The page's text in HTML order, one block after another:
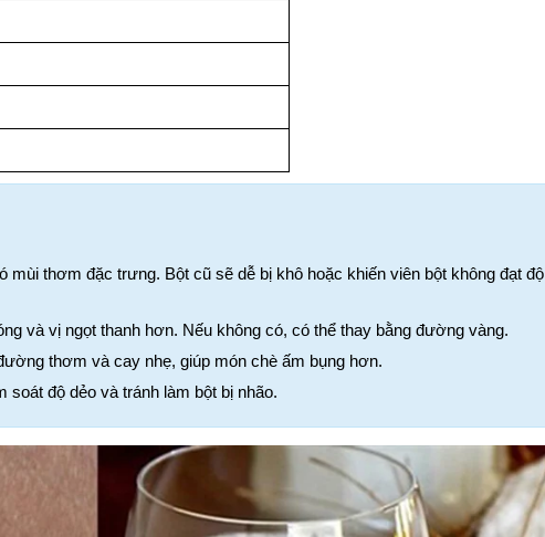
mùi thơm đặc trưng. Bột cũ sẽ dễ bị khô hoặc khiến viên bột không đạt độ
và vị ngọt thanh hơn. Nếu không có, có thể thay bằng đường vàng.
thơm và cay nhẹ, giúp món chè ấm bụng hơn.
độ dẻo và tránh làm bột bị nhão.